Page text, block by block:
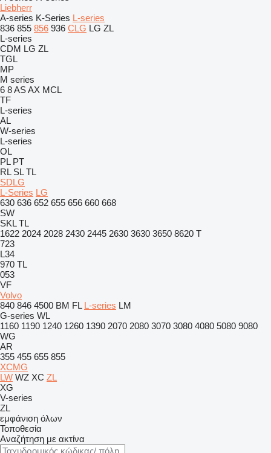
Liebherr
A-series K-Series L-series
836 855 856 936 CLG LG ZL
L-series
CDM LG ZL
TGL
MP
M series
6 8ASAX MCL
TF
L-series
AL
W-series
L-series
OL
PL PT
RL SL TL
SDLG
L-Series LG
630 636 652 655 656 660 668
SW
SKL TL
1622 2024 2028 2430 2445 2630 3630 3650 8620 T
723
L34
970 TL
053
VF
Volvo
840 846 4500 BM FL L-series LM
G-series WL
1160 1190 1240 1260 1390 2070 2080 3070 3080 4080 5080 9080
WG
AR
355 455 655 855
XCMG
LW WZ XC ZL
XG
V-series
ZL
εμφάνιση όλων
Τοποθεσία
Αναζήτηση με ακτίνα